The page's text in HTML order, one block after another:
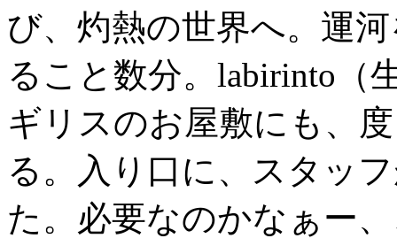
び、灼熱の世界へ。運
ること数分。labirinto（
ギリスのお屋敷にも、
る。入り口に、スタッ
た。必要なのかなぁー